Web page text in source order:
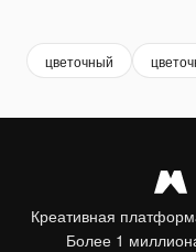
цветочный
Креативная
Более 1